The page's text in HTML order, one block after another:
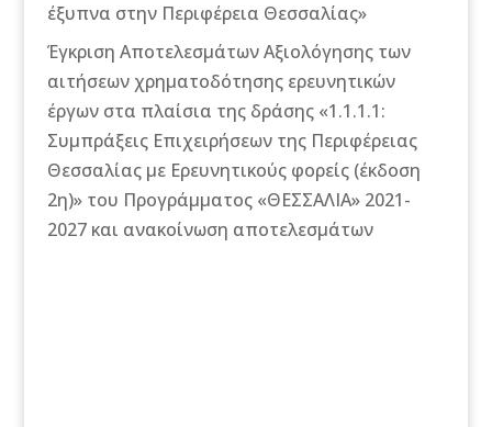
έξυπνα στην Περιφέρεια Θεσσαλίας»
Έγκριση Αποτελεσμάτων Αξιολόγησης των
αιτήσεων χρηματοδότησης ερευνητικών
έργων στα πλαίσια της δράσης «1.1.1.1:
Συμπράξεις Επιχειρήσεων της Περιφέρειας
Θεσσαλίας με Ερευνητικούς φορείς (έκδοση
2η)» του Προγράμματος «ΘΕΣΣΑΛΙΑ» 2021-
2027 και ανακοίνωση αποτελεσμάτων